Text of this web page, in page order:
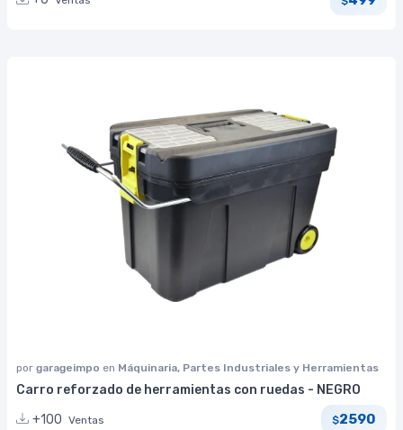
por garageimpo en Máquinaria, Partes Industriales y Herramientas
Carro reforzado de herramientas con ruedas - NEGRO
+100 Ventas $2590